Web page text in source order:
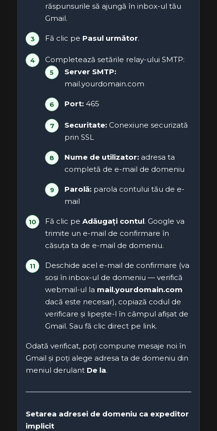
răspunsurile să ajungă în inbox-ul tău
Gmail.
Fă clic pe Pasul următor.
Completează setările relay-ului SMTP:
Server SMTP:
mail.yourdomain.com
Port: 465
Securitate: Conexiune securizată
prin SSL
Nume de utilizator: adresa ta
completă de e-mail de domeniu
Parolă: parola contului tău de e-
mail
Fă clic pe Adăugați contul. Google va
trimite un e-mail de confirmare în
căsuța ta de e-mail de domeniu.
Deschide acel e-mail de confirmare (va
sosi în inbox-ul de domeniu — verifică
webmail-ul la mail.yourdomain.com
dacă este necesar), copiază codul de
verificare și lipește-l în câmpul afișat de
Gmail. Sau fă clic direct pe link.
Odată verificat, poți compune mesaje noi în
Gmail și poți alege adresa ta de domeniu din
meniul derulant De la.
Setarea adresei de domeniu ca expeditor
implicit